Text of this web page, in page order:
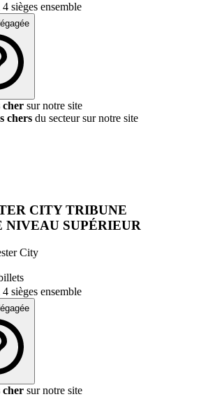
4 sièges ensemble
cher sur notre site
chers du secteur sur notre site
CITY TRIBUNE
SUPÉRIEUR
City
4 sièges ensemble
cher sur notre site